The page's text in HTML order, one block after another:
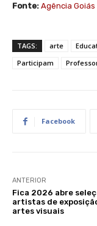
Fonte: Agência
TAGS: arte
Participam
Facebook
ANTERIOR
Fica 2026 abre
artistas de
artes visuais